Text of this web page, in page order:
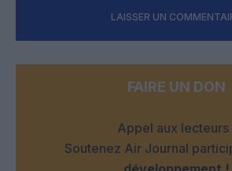
LAISSER UN
FAIRE UN DON
Appel aux lecteurs
Soutenez Air Journal